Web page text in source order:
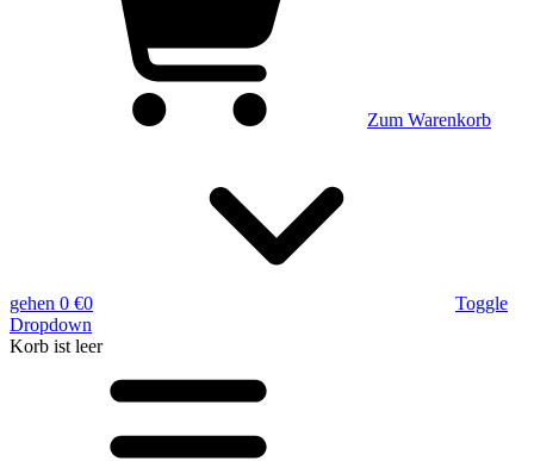
Zum Warenkorb
gehen 0 €0
Toggle
Dropdown
Korb ist leer